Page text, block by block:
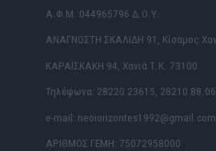
Α.Φ.Μ. 044965796 Δ.Ο.Υ.
ΑΝΑΓΝΩΣΤΗ ΣΚΑΛΙΔΗ 91, Κίσαμος
ΚΑΡΑΪΣΚΑΚΗ 94, Χανιά Τ.Κ. 73100
Τηλέφωνα: 28220 23615, 28210
e-mail: neoiorizontes1992@gmail.com
ΑΡΙΘΜΟΣ ΓΕΜΗ: 75072958000